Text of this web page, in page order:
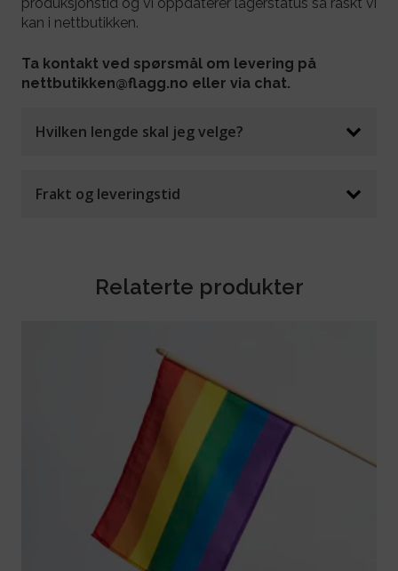
kan i nettbutikken.
Ta kontakt ved spørsmål om levering på
nettbutikken@flagg.no eller via chat.
Hvilken lengde skal jeg velge?
Frakt og leveringstid
Relaterte produkter